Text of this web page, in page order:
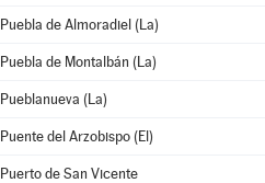
Puebla de Almoradiel (La)
Puebla de Montalbán (La)
Pueblanueva (La)
Puente del Arzobispo (El)
Puerto de San Vicente